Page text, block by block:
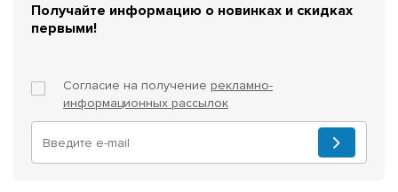
Получайте информацию о новинках и скидках
первыми!
Согласие на получение рекламно-
информационных рассылок